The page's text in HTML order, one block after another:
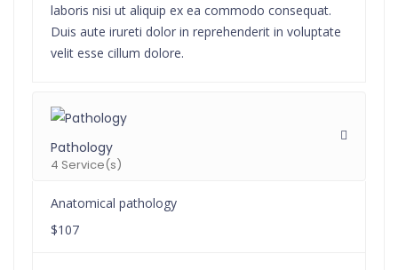
laboris nisi ut aliquip ex ea commodo consequat.
Duis aute irureti dolor in reprehenderit in voluptate
velit esse cillum dolore.
Pathology
4 Service(s)
Anatomical pathology
$107